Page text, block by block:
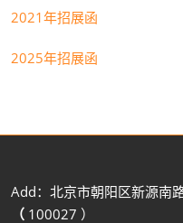
2021年招展函
2025年招展函
Add：北京市朝阳区新源南
（ 100027 ）